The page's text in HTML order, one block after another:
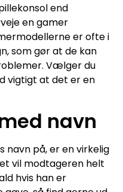
end
en gamer
er ofte i
som gør at de kan
Vælger du
vigtigt at det er en
navn
navn på, er en virkelig
vil modtageren helt
hvis han er